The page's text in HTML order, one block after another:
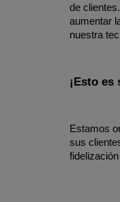
de
aumentar
nuestra
¡Esto es
Estamos
sus